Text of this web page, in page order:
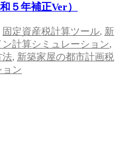
５年補正Ver）
固定資産税計算ツール, 新
計算シミュレーション,
法, 新築家屋の都市計画税
ョン